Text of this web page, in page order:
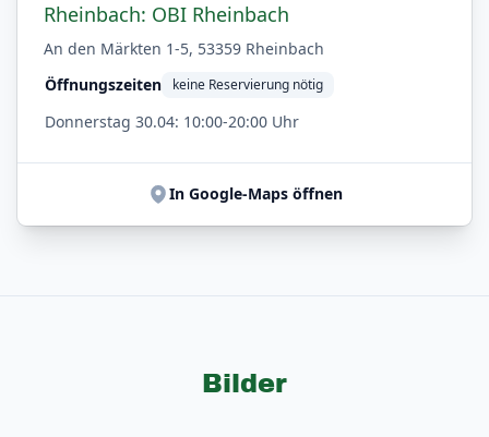
Rheinbach: OBI Rheinbach
An den Märkten 1-5, 53359 Rheinbach
Öffnungszeiten
keine Reservierung nötig
Donnerstag 30.04: 10:00-20:00 Uhr
In Google-Maps öffnen
Bilder